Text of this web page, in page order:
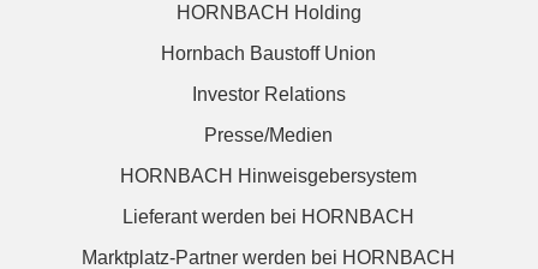
HORNBACH Holding
Hornbach Baustoff Union
Investor Relations
Presse/Medien
HORNBACH Hinweisgebersystem
Lieferant werden bei HORNBACH
Marktplatz-Partner werden bei HORNBACH